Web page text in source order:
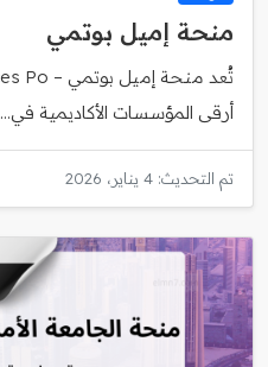
منحة إميل بوتمي
أرقى المؤسسات الأكاديمية في...
تم التحديث: 4 يناير، 2026